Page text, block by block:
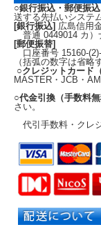
行えるので、持ち運ぶこ
い場合に非常に便利です
○銀行振込・郵便振込
送する先払いシステ
[銀行振込] 広島信用
普通 0449014 カ）
[郵便振替]
口座番号 15160-
（括弧の数字は省略
○クレジットカード
MASTER・JCB・
○代金引換（手数料
さい。
代引手数料・クレ